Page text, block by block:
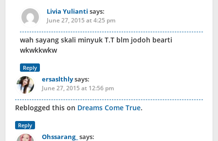
Livia Yulianti says:
June 27, 2015 at 4:25 pm
wah sayang skali minyuk T.T blm jodoh bearti
wkwkkwkw
Reply
ersaslthlysays:
June 27, 2015 at 12:56 pm
Reblogged this on Dreams Come True.
Reply
Ohssarang_ says: